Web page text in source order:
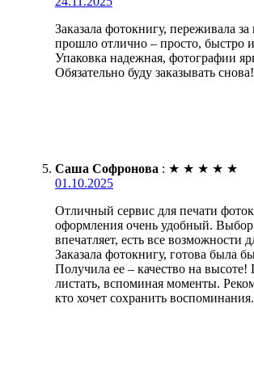
Заказала фотокнигу, переживала за
прошло отлично – просто, быстро
Упаковка надежная, фотографии
Обязательно буду заказывать снова!
Саша Софронова : ★ ★ ★ ★ ★
01.10.2025
Отличный сервис для печати
оформления очень удобный.
впечатляет, есть все возможности
Заказала фотокнигу, готова была
Получила ее – качество на высоте!
листать, вспоминая моменты.
кто хочет сохранить воспоминания.